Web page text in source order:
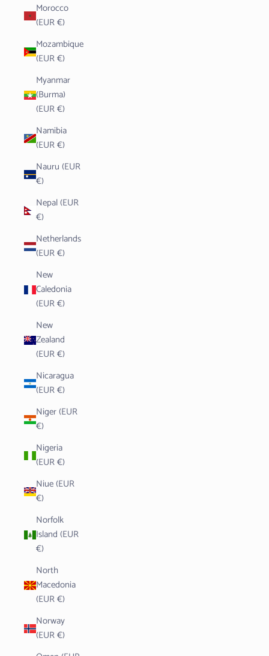
Morocco
(EUR €)
Mozambique
(EUR €)
Myanmar
(Burma)
(EUR €)
Namibia
(EUR €)
Nauru (EUR
€)
Nepal (EUR
€)
Netherlands
(EUR €)
New
Caledonia
(EUR €)
New
Zealand
(EUR €)
Nicaragua
(EUR €)
Niger (EUR
€)
Nigeria
(EUR €)
Niue (EUR
€)
Norfolk
Island (EUR
€)
North
Macedonia
(EUR €)
Norway
(EUR €)